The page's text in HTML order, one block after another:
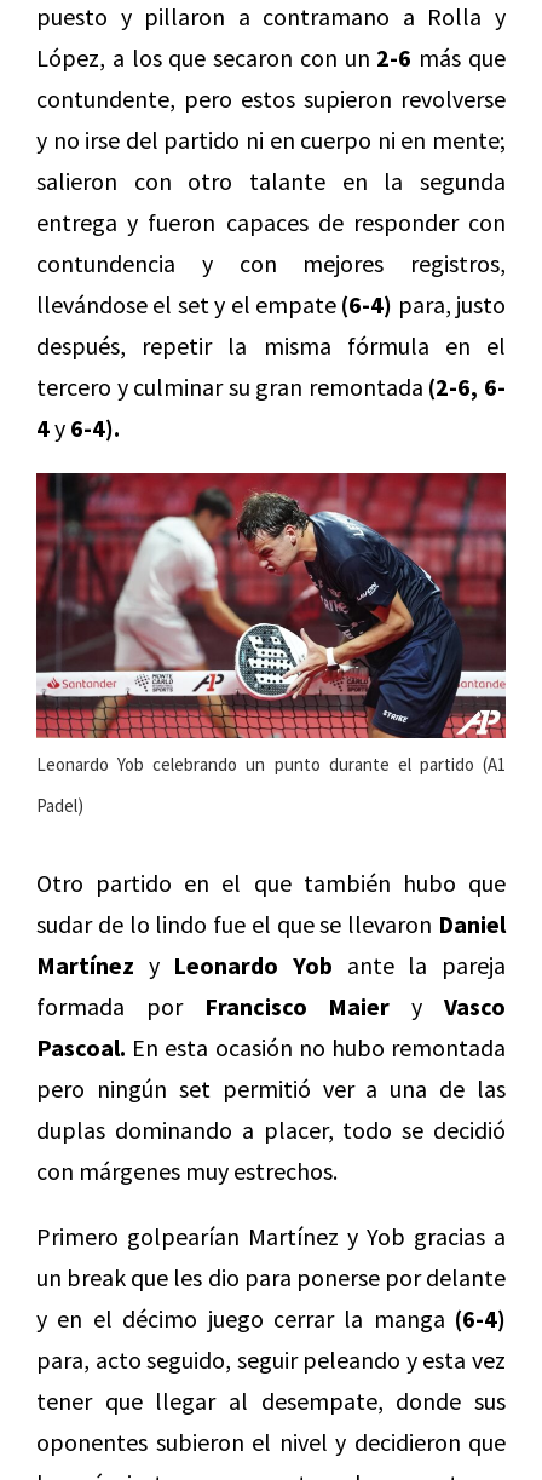
puesto y pillaron a contramano a Rolla y
López, a los que secaron con un 2-6 más que
contundente, pero estos supieron revolverse
y no irse del partido ni en cuerpo ni en mente;
salieron con otro talante en la segunda
entrega y fueron capaces de responder con
contundencia y con mejores registros,
llevándose el set y el empate (6-4) para, justo
después, repetir la misma fórmula en el
tercero y culminar su gran remontada (2-6, 6-
4y 6-4).
Leonardo Yob celebrando un punto durante el partido (A1
Padel)
Otro partido en el que también hubo que
sudar de lo lindo fue el que se llevaron Daniel
Martínez y Leonardo Yob ante la pareja
formada por Francisco Maier yVasco
Pascoal. En esta ocasión no hubo remontada
pero ningún set permitió ver a una de las
duplas dominando a placer, todo se decidió
con márgenes muy estrechos.
Primero golpearían Martínez y Yob gracias a
un break que les dio para ponerse por delante
y en el décimo juego cerrar la manga (6-4)
para, acto seguido, seguir peleando y esta vez
tener que llegar al desempate, donde sus
oponentes subieron el nivel y decidieron que